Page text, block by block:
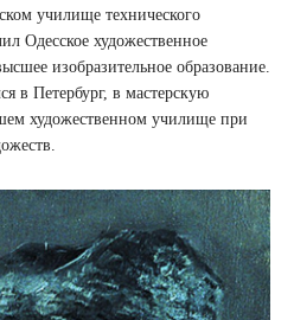
училище технического
Одесское художественное
изобразительное образование.
в Петербург, в мастерскую
художественном училище при